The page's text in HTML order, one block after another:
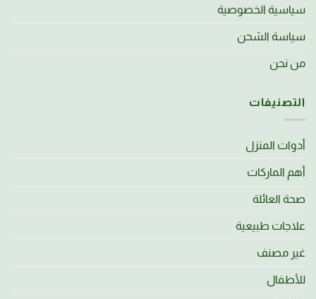
سياسية الخصوصية
سياسة الشحن
من نحن
التصنيفات
أدوات المنزل
أهم الماركات
صحة العائلة
علاجات طبيعية
غير مصنف
للأطفال